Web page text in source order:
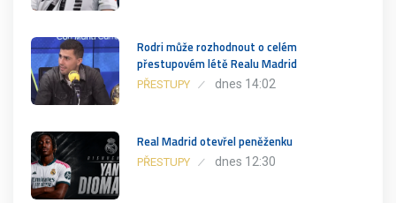
Rodri může rozhodnout o celém
přestupovém létě Realu Madrid
PŘESTUPY dnes 14:02
Real Madrid otevřel peněženku
PŘESTUPY dnes 12:30